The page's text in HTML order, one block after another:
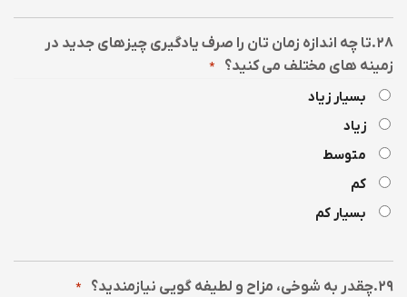
۲۸.تا چه اندازه زمان تان را صرف یادگیری چیزهای جدید در
زمینه های مختلف می کنید؟
*
بسیار زیاد
زیاد
متوسط
کم
بسیار کم
۲۹.چقدر به شوخی، مزاح و لطیفه گویی نیازمندید؟ *